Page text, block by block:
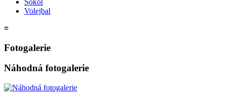
Volejbal
≡
Fotogalerie
Náhodná fotogalerie